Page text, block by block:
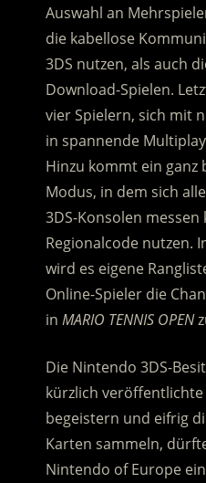
Auswahl an
die kabellose
3DS nutzen, als auch
Download-Spielen.
vier Spielern, sich mit
in spannende
Hinzu kommt ein ganz
Modus, in dem sich
3DS-Konsolen
Regionalcode nutzen.
wird es eigene
Online-Spieler die
in MARIO TENNIS OPEN
Die Nintendo 3DS-
kürzlich veröffentlichte
begeistern und eifrig
Karten sammeln,
Nintendo of Europe